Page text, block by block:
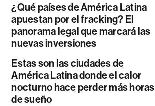
¿Qué países de América Latina
apuestan por el fracking? El
panorama legal que marcará las
nuevas inversiones
Estas son las ciudades de
América Latina donde el calor
nocturno hace perder más horas
de sueño